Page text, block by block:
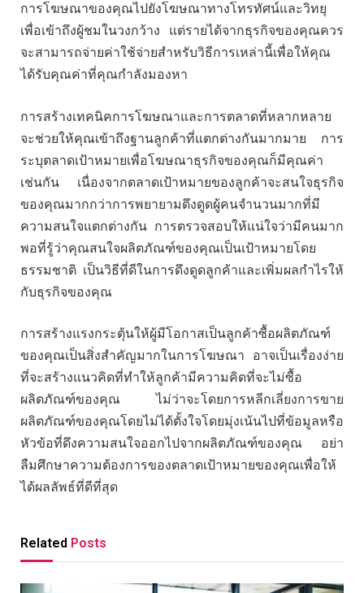
การโฆษณาของคุณไปยังโฆษณาทางโทรทัศน์และวิทยุ
เพื่อเข้าถึงผู้ชมในวงกว้าง แต่รายได้จากธุรกิจของคุณควร
จะสามารถจ่ายค่าใช้จ่ายสำหรับวิธีการเหล่านี้เพื่อให้คุณ
ได้รับคุณค่าที่คุณกำลังมองหา
การสร้างเทคนิคการโฆษณาและการตลาดที่หลากหลาย
จะช่วยให้คุณเข้าถึงฐานลูกค้าที่แตกต่างกันมากมาย การ
ระบุตลาดเป้าหมายเพื่อโฆษณาธุรกิจของคุณก็มีคุณค่า
เช่นกัน เนื่องจากตลาดเป้าหมายของลูกค้าจะสนใจธุรกิจ
ของคุณมากกว่าการพยายามดึงดูดผู้คนจำนวนมากที่มี
ความสนใจแตกต่างกัน การตรวจสอบให้แน่ใจว่ามีคนมาก
พอที่รู้ว่าคุณสนใจผลิตภัณฑ์ของคุณเป็นเป้าหมายโดย
ธรรมชาติ เป็นวิธีที่ดีในการดึงดูดลูกค้าและเพิ่มผลกำไรให้
กับธุรกิจของคุณ
การสร้างแรงกระตุ้นให้ผู้มีโอกาสเป็นลูกค้าซื้อผลิตภัณฑ์
ของคุณเป็นสิ่งสำคัญมากในการโฆษณา อาจเป็นเรื่องง่าย
ที่จะสร้างแนวคิดที่ทำให้ลูกค้ามีความคิดที่จะไม่ซื้อ
ผลิตภัณฑ์ของคุณ ไม่ว่าจะโดยการหลีกเลี่ยงการขาย
ผลิตภัณฑ์ของคุณโดยไม่ได้ตั้งใจโดยมุ่งเน้นไปที่ข้อมูลหรือ
หัวข้อที่ดึงความสนใจออกไปจากผลิตภัณฑ์ของคุณ อย่า
ลืมศึกษาความต้องการของตลาดเป้าหมายของคุณเพื่อให้
ได้ผลลัพธ์ที่ดีที่สุด
Related Posts